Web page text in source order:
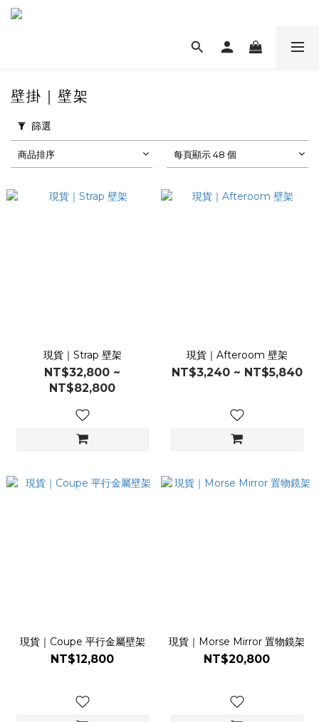
壁掛｜壁架
篩選
商品排序 每頁顯示 48 個
現貨｜Strap 壁架
NT$32,800 ~
NT$82,800
現貨｜Afteroom 壁架
NT$3,240 ~ NT$5,840
現貨｜Coupe 平行金屬壁架
NT$12,800
現貨｜Morse Mirror 置物鏡架
NT$20,800